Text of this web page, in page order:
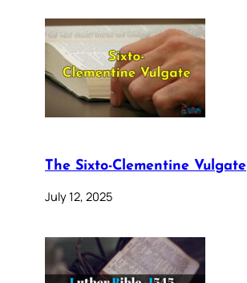
The Sixto-Clementine Vulgate
July 12, 2025